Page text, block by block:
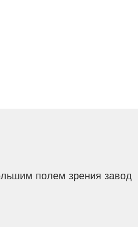
полем зрения завод